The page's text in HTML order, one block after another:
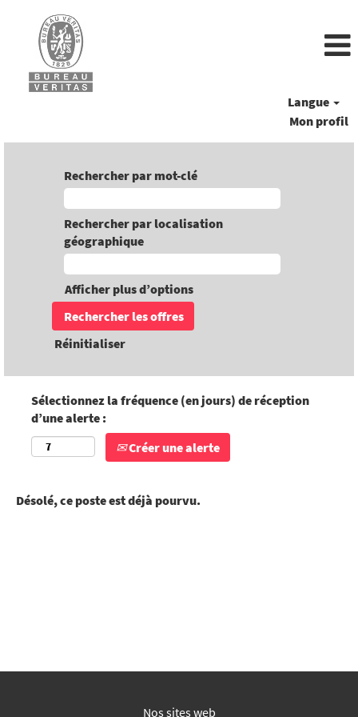
Langue
Mon profil
Rechercher par mot-clé
Rechercher par localisation
géographique
Afficher plus d’options
Réinitialiser
Sélectionnez la fréquence (en jours) de réception
d’une alerte :
Créer une alerte
Désolé, ce poste est déjà pourvu.
Nos sites web